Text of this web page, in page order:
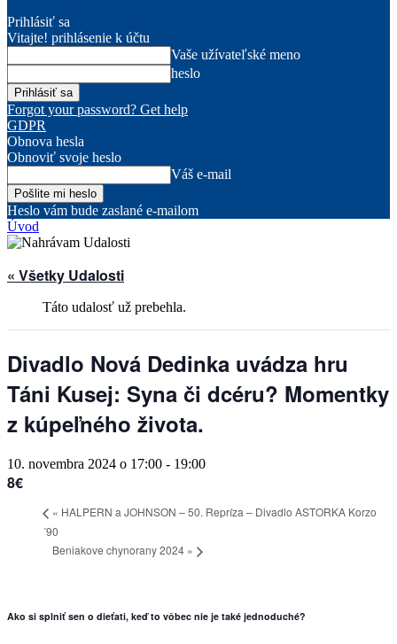
Prihlásiť sa
Vitajte! prihlásenie k účtu
Vaše užívateľské meno
heslo
Forgot your password? Get help
GDPR
Obnova hesla
Obnoviť svoje heslo
Váš e-mail
Heslo vám bude zaslané e-mailom
Úvod
« Všetky Udalosti
Táto udalosť už prebehla.
Divadlo Nová Dedinka uvádza hru
Táni Kusej: Syna či dcéru? Momentky
z kúpeľného života.
10. novembra 2024 o 17:00 - 19:00
8€
« HALPERN a JOHNSON – 50. Repríza – Divadlo ASTORKA Korzo
´90
Beniakove chynorany 2024 »
Ako si splniť sen o dieťati, keď to vôbec nie je také jednoduché?